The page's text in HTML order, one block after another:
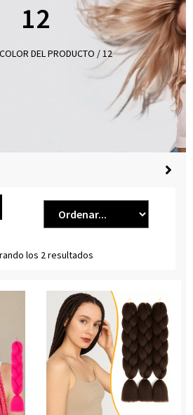
12
DEL PRODUCTO / 12
los 2 resultados